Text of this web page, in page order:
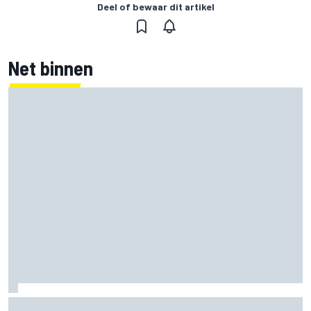
Deel of bewaar dit artikel
Net binnen